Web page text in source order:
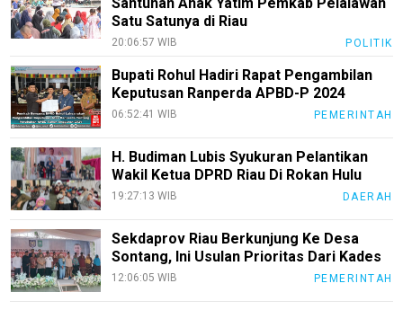
Satu Satunya di Riau
20:06:57 WIB POLITIK
Bupati Rohul Hadiri Rapat Pengambilan
Keputusan Ranperda APBD-P 2024
06:52:41 WIB PEMERINTAH
H. Budiman Lubis Syukuran Pelantikan
Wakil Ketua DPRD Riau Di Rokan Hulu
19:27:13 WIB DAERAH
Sekdaprov Riau Berkunjung Ke Desa
Sontang, Ini Usulan Prioritas Dari Kades
12:06:05 WIB PEMERINTAH